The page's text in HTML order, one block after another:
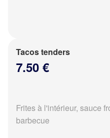
Tacos tenders
7.50 €
Frites à l'intérieur, sauce
barbecue